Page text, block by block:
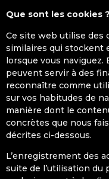
Que sont les cookies ?
Ce site web utilise des
similaires qui stockent
lorsque vous naviguez.
peuvent servir à des
reconnaître comme
sur vos habitudes de
manière dont le
concrètes que nous
décrites ci-dessous.
L’enregistrement des
suite de l’utilisation